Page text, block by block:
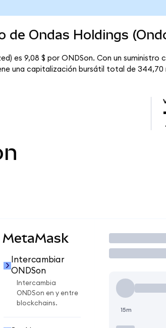
Ondas Holdings
es 9,08 $ por ONDSon. Con un suministro
una capitalización bursátil total de 344,70
MetaMask
Intercambiar
ONDSon
Intercambia
ONDSon en y entre
blockchains.
Operar
15m